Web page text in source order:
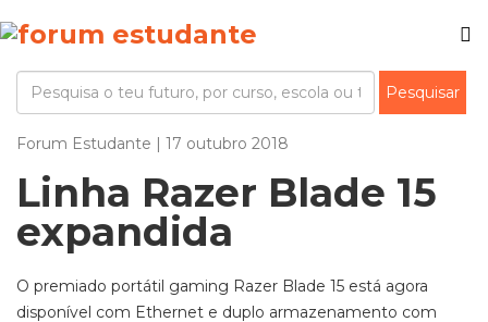
Forum Estudante | 17 outubro 2018
Linha Razer Blade 15
expandida
O premiado portátil gaming Razer Blade 15 está agora
disponível com Ethernet e duplo armazenamento com